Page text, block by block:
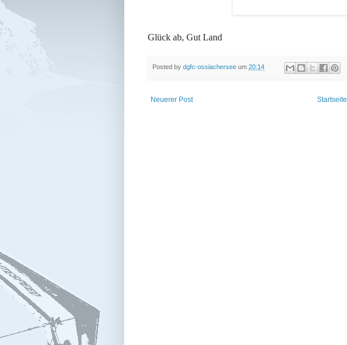
Glück ab, Gut Land
Posted by dgfc-ossiachersee um 20:14
Neuerer Post Startseite